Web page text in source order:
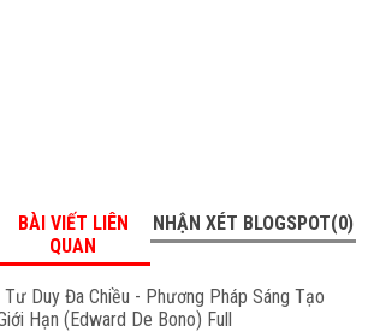
BÀI VIẾT LIÊN
QUAN
NHẬN XÉT BLOGSPOT(0)
Tư Duy Đa Chiều - Phương Pháp Sáng Tạo
Hạn (Edward De Bono) Full